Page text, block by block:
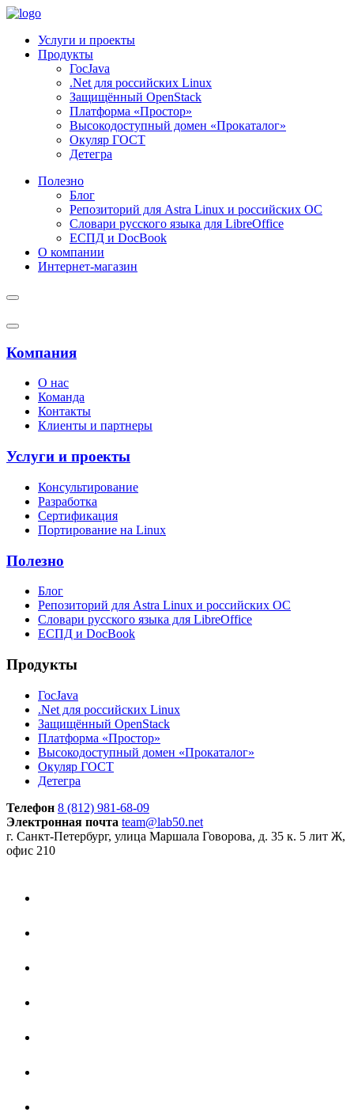
Услуги и проекты
Продукты
ГосJava
.Net для российских Linux
Защищённый OpenStack
Платформа «Простор»
Высокодоступный домен «Прокаталог»
Окуляр ГОСТ
Детегра
Полезно
Блог
Репозиторий для Astra Linux и российских ОС
Словари русского языка для LibreOffice
ЕСПД и DocBook
О компании
Интернет-магазин
Компания
О нас
Команда
Контакты
Клиенты и партнеры
Услуги и проекты
Консультирование
Разработка
Сертификация
Портирование на Linux
Полезно
Блог
Репозиторий для Astra Linux и российских ОС
Словари русского языка для LibreOffice
ЕСПД и DocBook
Продукты
ГосJava
.Net для российских Linux
Защищённый OpenStack
Платформа «Простор»
Высокодоступный домен «Прокаталог»
Окуляр ГОСТ
Детегра
Телефон 8 (812) 981-68-09
Электронная почта team@lab50.net
г. Санкт-Петербург, улица Маршала Говорова, д. 35 к. 5 лит Ж,
офис 210